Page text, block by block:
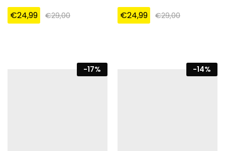
€24,99 €29,00 €24,99 €29,00
-17% -14%